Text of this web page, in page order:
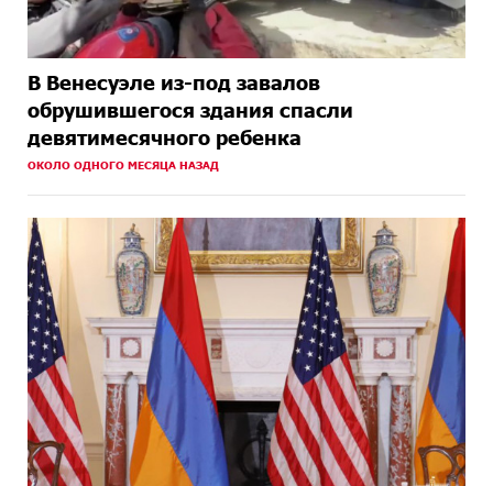
В Венесуэле из-под завалов
обрушившегося здания спасли
девятимесячного ребенка
ОКОЛО ОДНОГО МЕСЯЦА НАЗАД